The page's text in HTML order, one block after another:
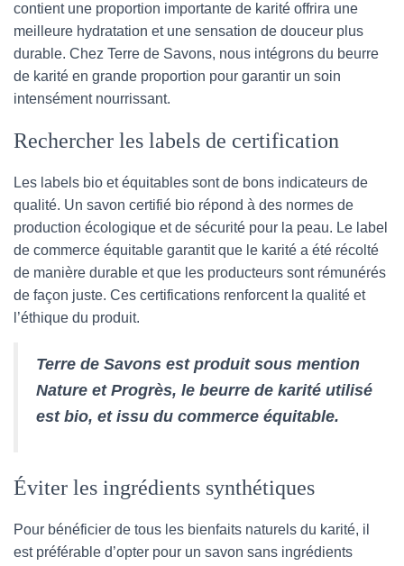
contient une proportion importante de karité offrira une
meilleure hydratation et une sensation de douceur plus
durable. Chez Terre de Savons, nous intégrons du beurre
de karité en grande proportion pour garantir un soin
intensément nourrissant.
Rechercher les labels de certification
Les labels bio et équitables sont de bons indicateurs de
qualité. Un savon certifié bio répond à des normes de
production écologique et de sécurité pour la peau. Le label
de commerce équitable garantit que le karité a été récolté
de manière durable et que les producteurs sont rémunérés
de façon juste. Ces certifications renforcent la qualité et
l’éthique du produit.
Terre de Savons est produit sous mention
Nature et Progrès, le beurre de karité utilisé
est bio, et issu du commerce équitable.
Éviter les ingrédients synthétiques
Pour bénéficier de tous les bienfaits naturels du karité, il
est préférable d’opter pour un savon sans ingrédients